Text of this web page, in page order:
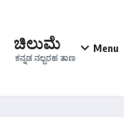
ಚಿಲುಮೆ
ಕನ್ನಡ ನಲ್ಬರಹ ತಾಣ
Menu